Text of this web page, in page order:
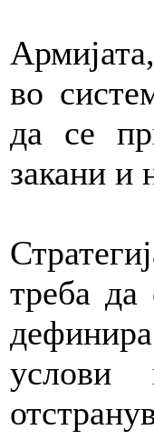
во
да се
закани и
треба да
услови